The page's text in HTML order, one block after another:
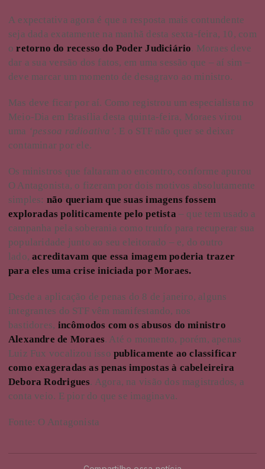
A expectativa agora é que a resposta mais contundente
seja dada exatamente na manhã desta sexta-feira, 10, com
oretorno do recesso do Poder Judiciário. Moraes deve
dar a sua versão dos fatos, em uma sessão que – aí sim –
deve marcar um momento de desagravo ao ministro.
Mas deve ficar por aí. Como registrou um especialista no
Meio-Dia em Brasília desta quinta-feira, Moraes virou
uma ‘pessoa radioativa’. E o STF não quer se deixar
contaminar por ele.
Os ministros que faltaram ao encontro, conforme apurou
O Antagonista, o fizeram por dois motivos absolutamente
simples: não queriam que suas imagens fossem
exploradas politicamente pelo petista – que tem usado a
campanha pela soberania como trunfo para recuperar sua
popularidade junto ao seu eleitorado – e, do outro
lado,acreditavam que essa imagem poderia trazer
para eles uma crise iniciada por Moraes.
Desde a aplicação de penas do 8 de janeiro, alguns
integrantes do STF vêm manifestando, nos
bastidores, incômodos com os abusos do ministro
Alexandre de Moraes. Até o momento, porém, apenas
Luiz Fux vocalizou issopublicamente ao classificar
como exageradas as penas impostas à cabeleireira
Debora Rodrigues. Agora, na visão dos magistrados, a
conta veio. E pior do que se imaginava.
Fonte: O Antagonista